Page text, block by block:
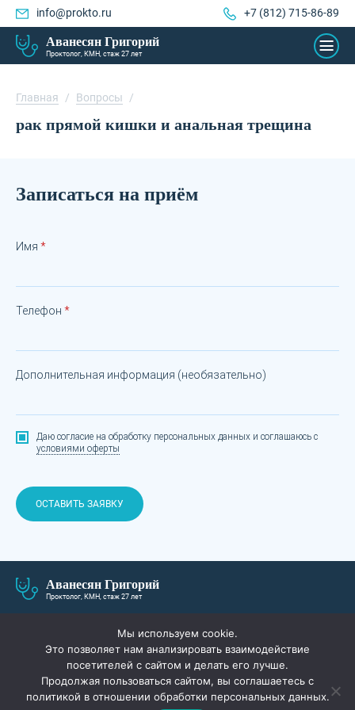
info@prokto.ru +7 (812) 715-86-89
Аванесян Григорий
Проктолог, КМН, стаж 27 лет
Главная / Вопросы /
рак прямой кишки и анальная трещина
Записаться на приём
Имя
Телефон
Дополнительная информация (необязательно)
Даю согласие на обработку персональных данных и соглашаюсь с
условиями оферты
ОСТАВИТЬ ЗАЯВКУ
Аванесян Григорий
Проктолог, КМН, стаж 27 лет
ЛЕЧЕНИЕ И ЦЕНЫ
ПАЦИЕНТАМ АКЦИИ
СПЕЦИАЛИСТЫ ВОПРОС-ОТВЕТ
Мы используем cookie.
Это позволяет нам анализировать взаимодействие
посетителей с сайтом и делать его лучше.
Продолжая пользоваться сайтом, вы соглашаетесь с
политикой в отношении обработки персональных данных.